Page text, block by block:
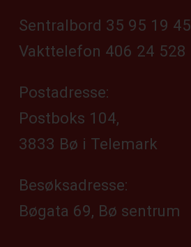
Sentralbord 35 95 19 45
Vakttelefon 406 24 528
Postadresse:
Postboks 104,
3833 Bø i Telemark
Besøksadresse:
Bøgata 69, Bø sentrum